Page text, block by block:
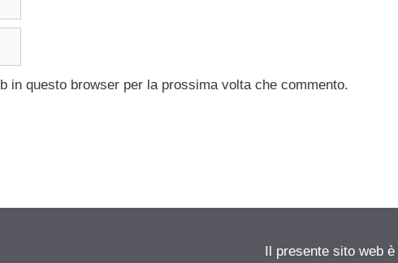
in questo browser per la prossima volta che commento.
Il presente sito web